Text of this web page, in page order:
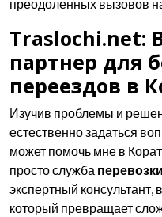
преодоленных вызовов
Traslochi.net:
партнер для
переездов в
Изучив проблемы и
естественно задаться
может помочь мне в
просто служба
экспертный консультант,
который превращает